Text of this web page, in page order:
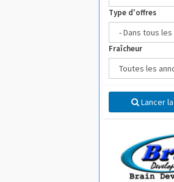
Type d'offres
Fraîcheur
Lancer